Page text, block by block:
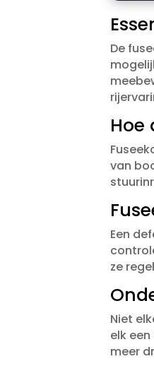
De
van
Een
ze
Niet
elk
meer